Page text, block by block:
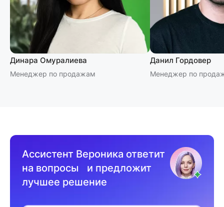
Динара Омуралиева
Менеджер по продажам
Данил Гордовер
Менеджер по
Ассистент Вероника ответит
на вопросы и предложит
лучшее решение